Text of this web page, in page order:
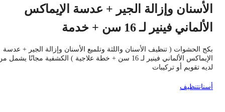
وإزالة الجير + عدسة الإيماكس
فينير لـ 16 سن + خدمة
الحشوات ( تنظيف الأسنان واللثة وتلميع الأسنان وإزالة الجير + عدسة
الإيماكس الألماني فينير لـ 16 سن + خطة علاجية ) الكشفية مجانًا يشمل من
تقويم أو تركيبات
تنظيف